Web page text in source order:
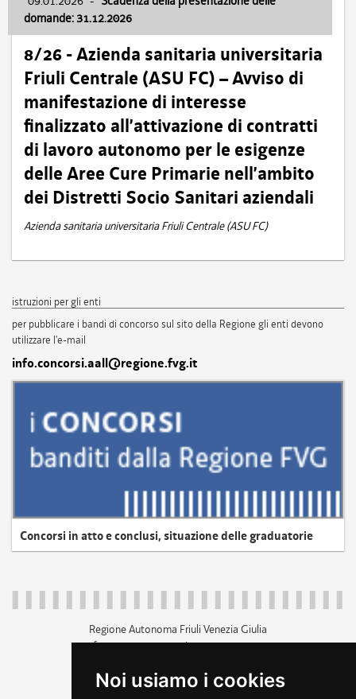
Noi usiamo i cookies
domande: 31.12.2026
8/26 - Azienda sanitaria universitaria
Friuli Centrale (ASU FC) – Avviso di
manifestazione di interesse
finalizzato all’attivazione di contratti
di lavoro autonomo per le esigenze
delle Aree Cure Primarie nell’ambito
dei Distretti Socio Sanitari aziendali
Azienda sanitaria universitaria Friuli Centrale (ASU FC)
istruzioni per gli enti
per pubblicare i bandi di concorso sul sito della Regione gli enti devono
utilizzare l'e-mail
info.concorsi.aall@regione.fvg.it
Concorsi in atto e conclusi, situazione delle graduatorie
Regione Autonoma Friuli Venezia Giulia
c.f. 80014930327; p.iva 00526040324
+39 040 3771111